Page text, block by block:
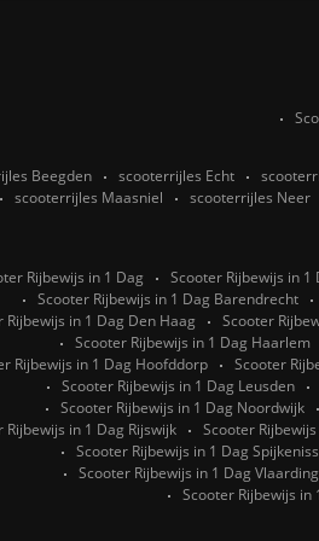
Beegden scooterrijles Echt
scooterrijles Maasniel
scooterrijles Neer
Rijbewijs in 1 Dag Scooter Rijbewijs in 1
Scooter Rijbewijs in 1 Dag Barendrecht
Rijbewijs in 1 Dag Den Haag
Scooter
Scooter Rijbewijs in 1 Dag Haarlem
Rijbewijs in 1 Dag Hoofddorp
Scooter
Scooter Rijbewijs in 1 Dag Leusden
Scooter Rijbewijs in 1 Dag Noordwijk
Rijbewijs in 1 Dag Rijswijk
Scooter
Scooter Rijbewijs in 1 Dag
Scooter Rijbewijs in 1 Dag
Scooter Rijbewijs